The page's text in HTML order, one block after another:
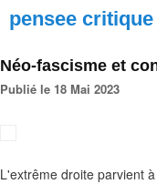
pensee critique
Néo-fascisme et
Publié le 18 Mai 2023
L'extrême droite parvient